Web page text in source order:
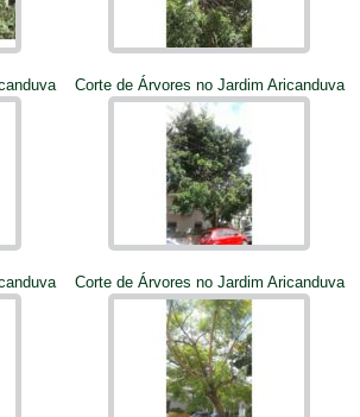
Corte de Árvores no Jardim Aricanduva
Corte de Árvores no Jardim Aricanduva